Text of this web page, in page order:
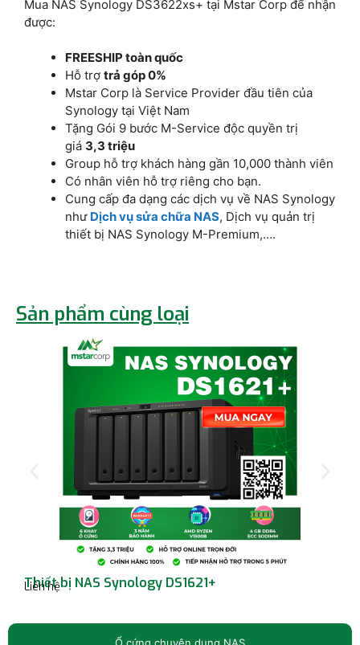
Mua NAS Synology DS3622xs+ tại Mstar Corp để nhận
được:
FREESHIP toàn quốc
Hỗ trợ trả góp 0%
Mstar Corp là Service Provider đầu tiên của
Synology tại Việt Nam
Tặng Gói 9 bước M-Service độc quyền trị
giá 3,3 triệu
Group hỗ trợ khách hàng gần 10,000 thành viên
Có nhân viên hỗ trợ riêng cho bạn.
Cung cấp đa dạng các dịch vụ về NAS Synology
như Dịch vụ sửa chữa NAS, Dịch vụ quản trị
thiết bị NAS Synology M-Premium,….
Sản phẩm cùng loại
Thiết bị NAS Synology DS1621+
Liên hệ